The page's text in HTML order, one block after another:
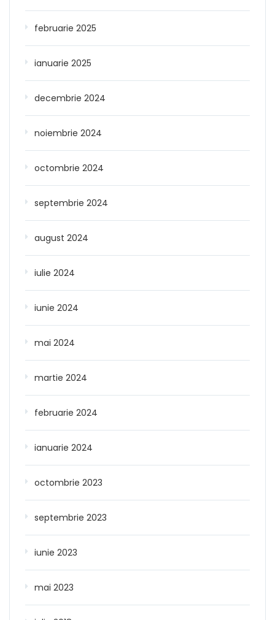
februarie 2025
ianuarie 2025
decembrie 2024
noiembrie 2024
octombrie 2024
septembrie 2024
august 2024
iulie 2024
iunie 2024
mai 2024
martie 2024
februarie 2024
ianuarie 2024
octombrie 2023
septembrie 2023
iunie 2023
mai 2023